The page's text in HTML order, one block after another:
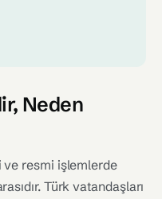
Neden
ve resmi işlemlerde
Türk vatandaşları